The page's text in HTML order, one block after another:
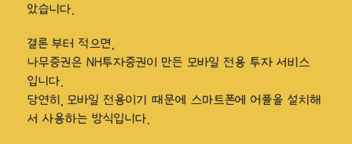
았습니다.
결론 부터 적으면,
나무증권은 NH투자증권이 만든 모바일 전용 투자 서비스
입니다.
당연히, 모바일 전용이기 때문에 스마트폰에 어플을 설치해
서 사용하는 방식입니다.